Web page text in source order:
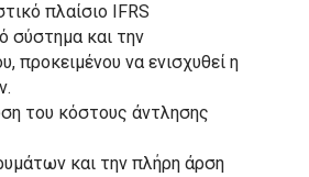
πλαίσιο IFRS
σύστημα και την
να ενισχυθεί η
του κόστους άντλησης
και την πλήρη άρση